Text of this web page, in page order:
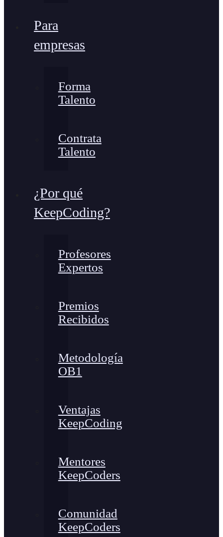
Para
empresas
Forma
Talento
Contrata
Talento
¿Por qué
KeepCoding?
Profesores
Expertos
Premios
Recibidos
Metodología
OB1
Ventajas
KeepCoding
Mentores
KeepCoders
Comunidad
KeepCoders